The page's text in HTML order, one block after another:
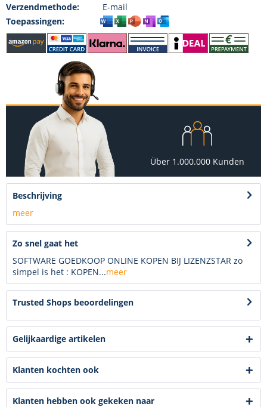
Verzendmethode:
E-mail
Toepassingen:
Über 1.000.000 Kunden
Beschrijving
meer
Zo snel gaat het
SOFTWARE GOEDKOOP ONLINE KOPEN BIJ LIZENZSTAR zo
simpel is het : KOPEN...meer
Trusted Shops beoordelingen
Gelijkaardige artikelen
Klanten kochten ook
Klanten hebben ook gekeken naar